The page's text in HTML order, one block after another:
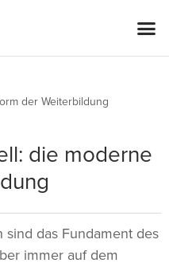
der Weiterbildung
die moderne
das Fundament des
immer auf dem